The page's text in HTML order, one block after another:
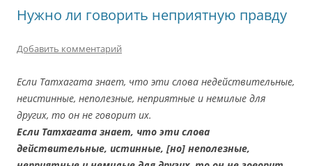
Нужно ли говорить неприятную правду
Добавить комментарий
Если Татхагата знает, что эти слова недействительные,
неистинные, неполезные, неприятные и немилые для
других, то он не говорит их.
Если Татхагата знает, что эти слова
действительные, истинные, [но] неполезные,